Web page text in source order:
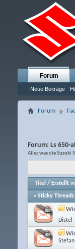
Forum
Neue Beiträge
Forum
Forum: Ls 650-
Alles was die Suzuki
Titel / Erstellt
» Sticky Threads
Distel
Stefan